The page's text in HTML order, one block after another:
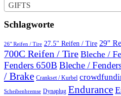
GIFTS
Schlagworte
26" Reifen / Tire 27.5" Reifen / Tire 29"
700C Reifen / Tire Bleche /
Fenders 650B Bleche /
/ Brake Crankset / Kurbel
Scheibenbremse Dynaplug Endurance